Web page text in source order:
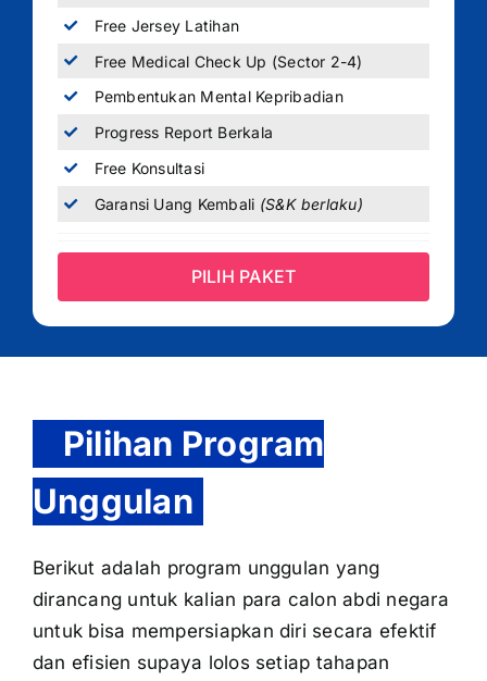
Free Jersey Latihan
Free Medical Check Up (Sector 2-4)
Pembentukan Mental Kepribadian
Progress Report Berkala
Free Konsultasi
Garansi Uang Kembali (S&K berlaku)
PILIH PAKET
Pilihan Program
Unggulan
Berikut adalah program unggulan yang
dirancang untuk kalian para calon abdi negara
untuk bisa mempersiapkan diri secara efektif
dan efisien supaya lolos setiap tahapan